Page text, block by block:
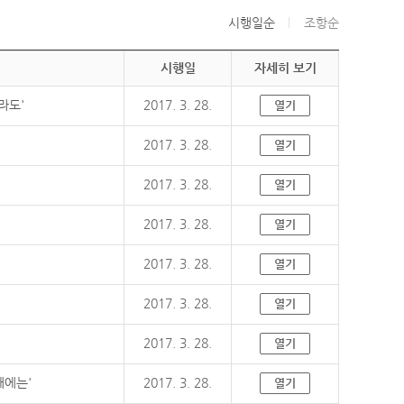
시행일순 조항순
시행일 자세히 보기
도' 2017. 3. 28. 열기
2017. 3. 28. 열기
2017. 3. 28. 열기
2017. 3. 28. 열기
2017. 3. 28. 열기
2017. 3. 28. 열기
2017. 3. 28. 열기
에는' 2017. 3. 28. 열기